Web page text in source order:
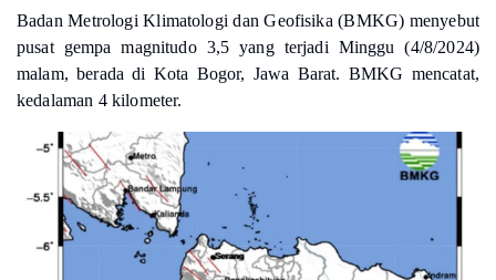
Badan Metrologi Klimatologi dan Geofisika (BMKG) menyebut
pusat gempa magnitudo 3,5 yang terjadi Minggu (4/8/2024)
malam, berada di Kota Bogor, Jawa Barat. BMKG mencatat,
kedalaman 4 kilometer.